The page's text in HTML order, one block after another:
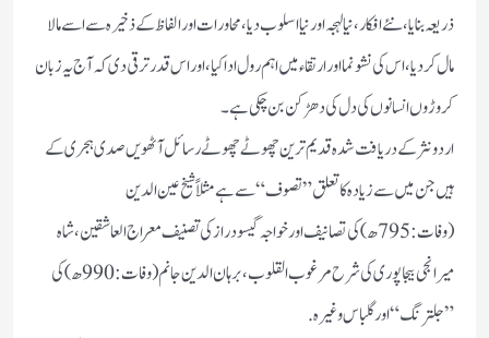
ذریعہ بنایا ،نئے افکار، نیا لہجہ اور نیا اسلوب دیا، محاورات اور الفاظ کے ذخیرہ سے اسے مالا
مال کر دیا، اس کی نشونما اور ارتقاء میں اہم رول ادا کیا،اور اس قدر ترقی دی کہ آج یہ زبان
کروڑوں انسانوں کی دل کی دھڑکن بن چکی ہے۔
اردو نثر کے دریافت شدہ قدیم ترین چھوٹے چھوٹے رسائل آٹھویں صدی ہجری کے
ہیں جن میں سے زیادہ کا تعلق ”تصوف“سے ہے مثلاً شیخ عین الدین
(وفات: 795ھ) کی تصانیف اور خواجہ گیسو دراز کی تصنیف معراج العاشقین،شاہ
میرانجی بیجاپوری کی شرح مرغوب القلوب ،برہان الدین جانم (وفات: 990ھ) کی
”جلترنگ“ اور گلباس وغیرہ.